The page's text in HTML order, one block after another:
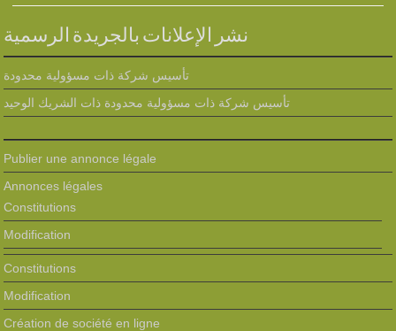
نشر الإعلانات بالجريدة الرسمية
تأسيس شركة ذات مسؤولية محدودة
تأسيس شركة ذات مسؤولية محدودة ذات الشريك الوحيد
Publier une annonce légale
Annonces légales
Constitutions
Modification
Constitutions
Modification
Création de société en ligne